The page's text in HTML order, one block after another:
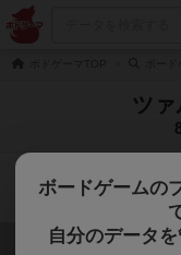
ツ
ボードゲームの
自分のデータ